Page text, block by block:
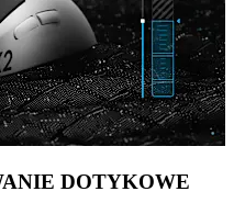
DOTYKOWE